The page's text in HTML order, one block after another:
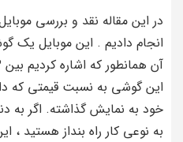
انجام دادیم . این موبایل یک
این گوشی به نسبت قیمتی که
خود به نمایش گذاشته. اگر به
به نوعی کار راه بنداز هستید ،